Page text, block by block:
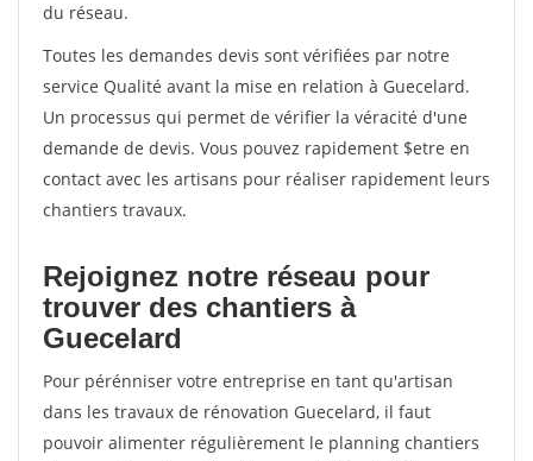
du réseau.
Toutes les demandes devis sont vérifiées par notre
service Qualité avant la mise en relation à Guecelard.
Un processus qui permet de vérifier la véracité d'une
demande de devis. Vous pouvez rapidement $etre en
contact avec les artisans pour réaliser rapidement leurs
chantiers travaux.
Rejoignez notre réseau pour
trouver des chantiers à
Guecelard
Pour pérénniser votre entreprise en tant qu'artisan
dans les travaux de rénovation Guecelard, il faut
pouvoir alimenter régulièrement le planning chantiers